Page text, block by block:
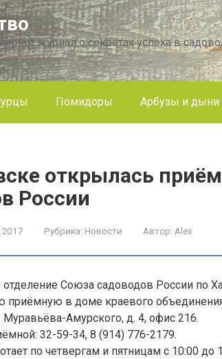
журнал о секретах успеха в
Помидоры Арбузы и дыни
открылась
России
Рубрика: Новости Автор: Alex
отделение Союза садоводов России по
приёмную в доме краевого
Муравьёва-Амурского, д. 4, офис 216.
32-59-34, 8 (914) 776-2179.
по четвергам и пятницам с 10:00 до